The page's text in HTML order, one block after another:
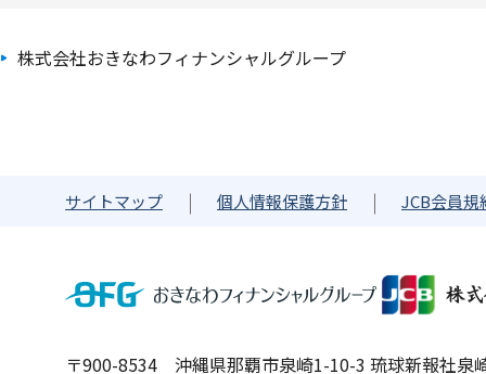
株式会社おきなわフィナンシャルグループ
サイトマップ 個人情報保護方針 JCB会員規
〒900-8534 沖縄県那覇市泉崎1-10-3 琉球新報社泉